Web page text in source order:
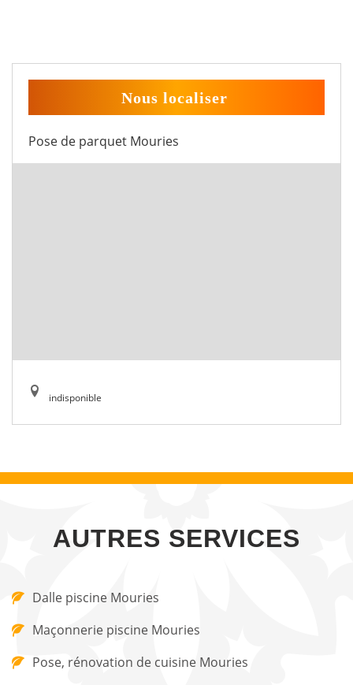
Nous localiser
Pose de parquet Mouries
indisponible
AUTRES SERVICES
Dalle piscine Mouries
Maçonnerie piscine Mouries
Pose, rénovation de cuisine Mouries